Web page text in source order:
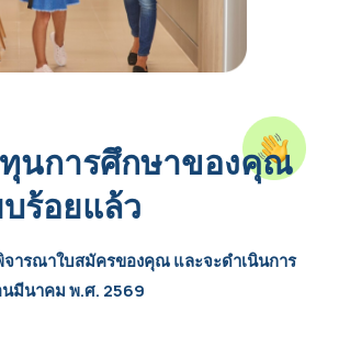
นการศึกษาของคุณ
บร้อยแล้ว
จารณาใบสมัครของคุณ และจะดำเนินการ
นมีนาคม พ.ศ. 2569